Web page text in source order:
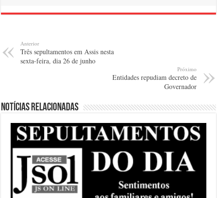
Anterior
Três sepultamentos em Assis nesta
sexta-feira, dia 26 de junho
Próximo
Entidades repudiam decreto de
Governador
Notícias relacionadas